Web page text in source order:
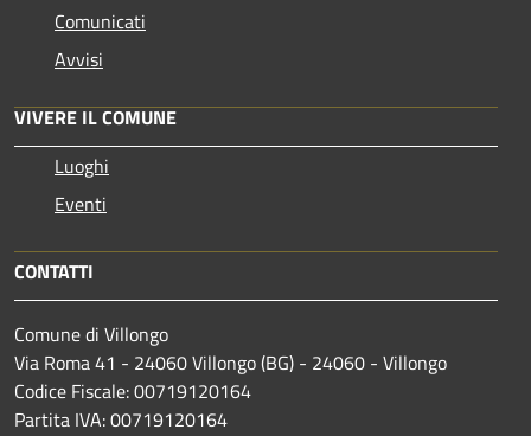
Comunicati
Avvisi
VIVERE IL COMUNE
Luoghi
Eventi
CONTATTI
Comune di Villongo
Via Roma 41 - 24060 Villongo (BG) - 24060 - Villongo
Codice Fiscale: 00719120164
Partita IVA: 00719120164